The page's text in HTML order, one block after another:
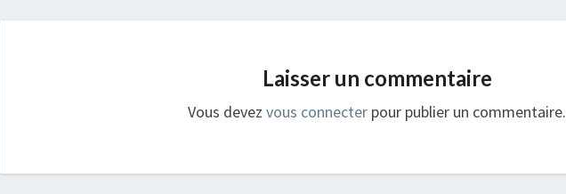
Laisser un commentaire
Vous devezvous connecter pour publier un commentaire.